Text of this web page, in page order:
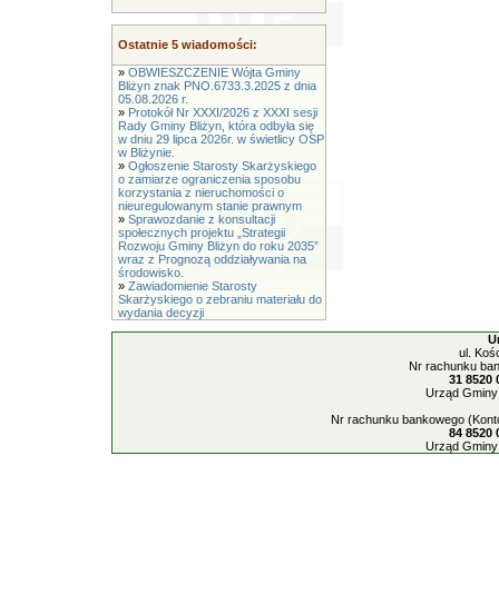
Ostatnie 5 wiadomości:
» OBWIESZCZENIE Wójta Gminy
Bliżyn znak PNO.6733.3.2025 z dnia
05.08.2026 r.
» Protokół Nr XXXI/2026 z XXXI sesji
Rady Gminy Bliżyn, która odbyła się
w dniu 29 lipca 2026r. w świetlicy OSP
w Bliżynie.
» Ogłoszenie Starosty Skarżyskiego
o zamiarze ograniczenia sposobu
korzystania z nieruchomości o
nieuregulowanym stanie prawnym
» Sprawozdanie z konsultacji
społecznych projektu „Strategii
Rozwoju Gminy Bliżyn do roku 2035”
wraz z Prognozą oddziaływania na
środowisko.
» Zawiadomienie Starosty
Skarżyskiego o zebraniu materiału do
wydania decyzji
ul.
Nr rachunku
31 8520
Urząd
Nr rachunku bankowego
84 8520
Urząd